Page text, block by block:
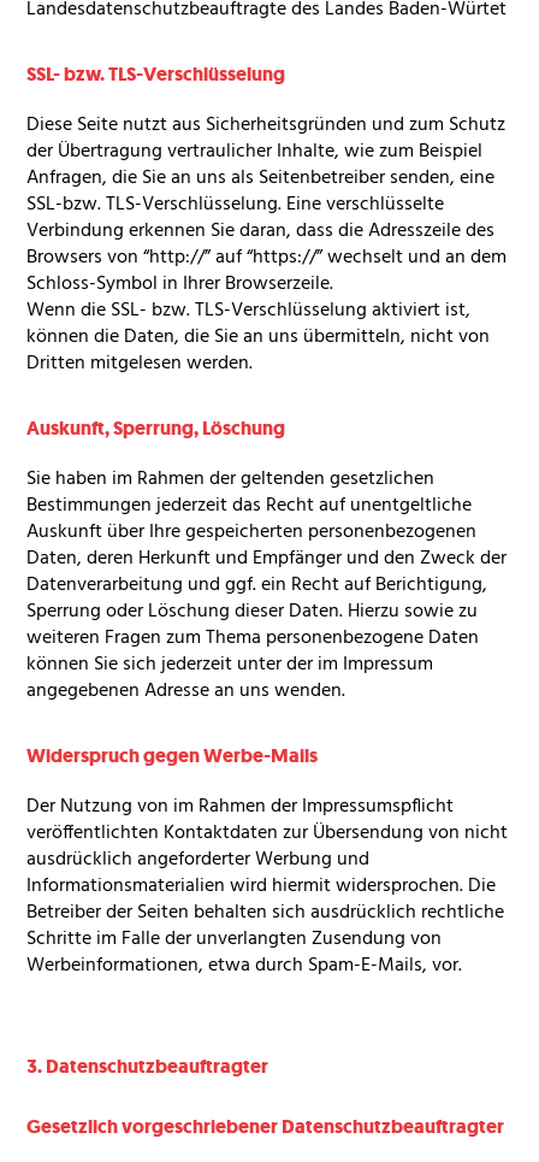
Landesdatenschutzbeauftragte des Landes Baden-Würtet
SSL- bzw.TLS-Verschlüsselung
Diese Seite nutzt aus Sicherheitsgründen und zum Schutz
der Übertragung vertraulicher Inhalte, wie zum Beispiel
Anfragen, die Sie an uns als Seitenbetreiber senden, eine
SSL-bzw.TLS-Verschlüsselung. Eine verschlüsselte
Verbindung erkennen Sie daran, dass die Adresszeile des
Browsers von “http://” auf “https://” wechselt und an dem
Schloss-Symbol in Ihrer Browserzeile.
Wenn dieSSL- bzw.TLS-Verschlüsselung aktiviert ist,
können die Daten, die Sie an uns übermitteln, nicht von
Dritten mitgelesen werden.
Auskunft, Sperrung, Löschung
Sie haben im Rahmen der geltenden gesetzlichen
Bestimmungen jederzeit das Recht auf unentgeltliche
Auskunft über Ihre gespeicherten personenbezogenen
Daten, deren Herkunft und Empfänger und den Zweck der
Datenverarbeitung und ggf. ein Recht auf Berichtigung,
Sperrung oder Löschung dieser Daten. Hierzu sowie zu
weiteren Fragen zum Thema personenbezogene Daten
können Sie sich jederzeit unter der im Impressum
angegebenen Adresse an uns wenden.
Widerspruch gegen Werbe-Mails
Der Nutzung von im Rahmen der Impressumspflicht
veröffentlichten Kontaktdaten zur Übersendung von nicht
ausdrücklich angeforderter Werbung und
Informationsmaterialien wird hiermit widersprochen. Die
Betreiber der Seiten behalten sich ausdrücklich rechtliche
Schritte im Falle der unverlangten Zusendung von
Werbeinformationen, etwa durch Spam-E-Mails, vor.
3. Datenschutzbeauftragter
Gesetzlich vorgeschriebener Datenschutzbeauftragter